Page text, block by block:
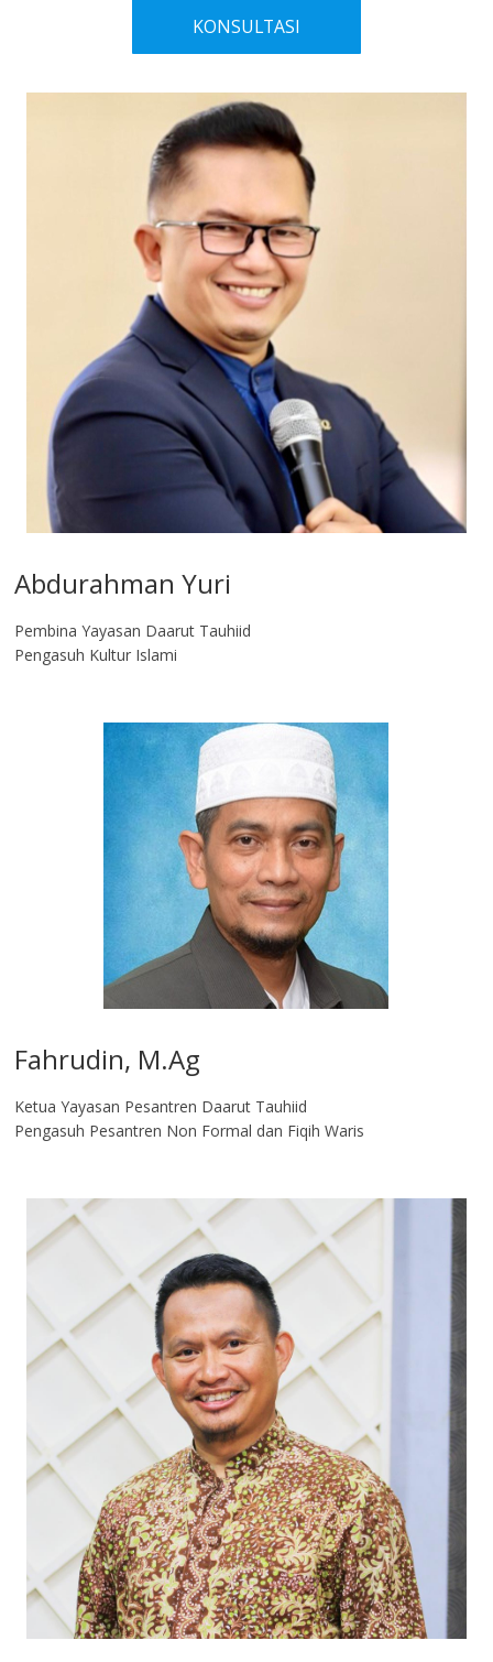
KONSULTASI
Abdurahman Yuri
Pembina Yayasan Daarut Tauhiid
Pengasuh Kultur Islami
Fahrudin, M.Ag​
Ketua Yayasan Pesantren Daarut Tauhiid
Pengasuh Pesantren Non Formal dan Fiqih Waris